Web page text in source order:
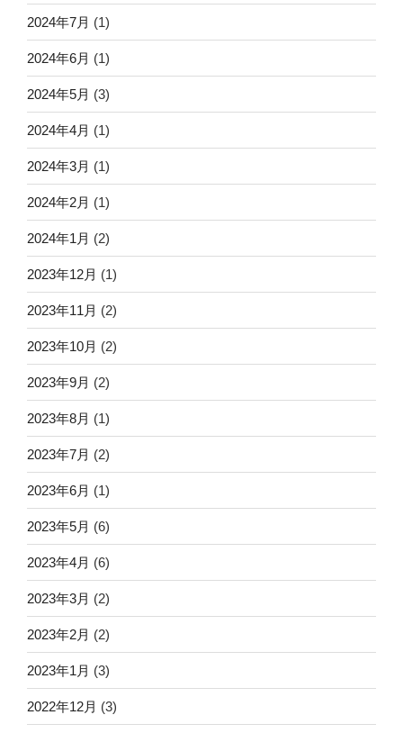
2024年7月 (1)
2024年6月 (1)
2024年5月 (3)
2024年4月 (1)
2024年3月 (1)
2024年2月 (1)
2024年1月 (2)
2023年12月 (1)
2023年11月 (2)
2023年10月 (2)
2023年9月 (2)
2023年8月 (1)
2023年7月 (2)
2023年6月 (1)
2023年5月 (6)
2023年4月 (6)
2023年3月 (2)
2023年2月 (2)
2023年1月 (3)
2022年12月 (3)